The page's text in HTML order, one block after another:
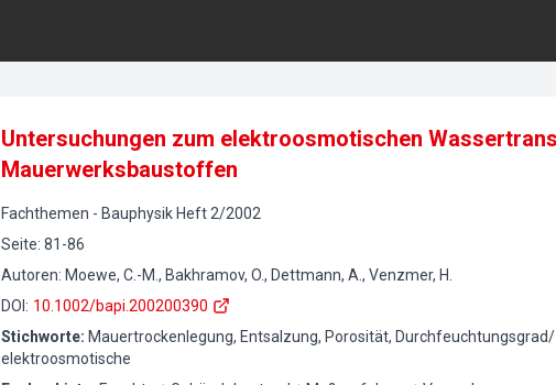
Untersuchungen zum elektroosmotischen
Mauerwerksbaustoffen
Fachthemen - Bauphysik Heft 2/2002
Seite: 81-86
Autoren: Moewe, C.-M., Bakhramov, O., Dettmann, A., Venzmer, H.
DOI : 10.1002/bapi.200200390
Stichworte: Mauertrockenlegung, Entsalzung, Porosität,
elektroosmotische